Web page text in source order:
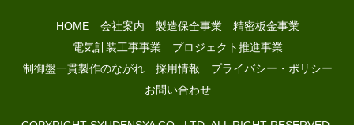
HOME 会社案内 製造保全事業
精密板金事業
電気計装工事事業
プロジェクト推進事業
制御盤一貫製作のながれ
採用情報
プライバシー・ポリシー
お問い合わせ